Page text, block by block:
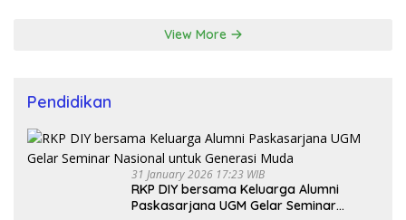
View More
Pendidikan
31 January 2026 17:23 WIB
RKP DIY bersama Keluarga Alumni
Paskasarjana UGM Gelar Seminar